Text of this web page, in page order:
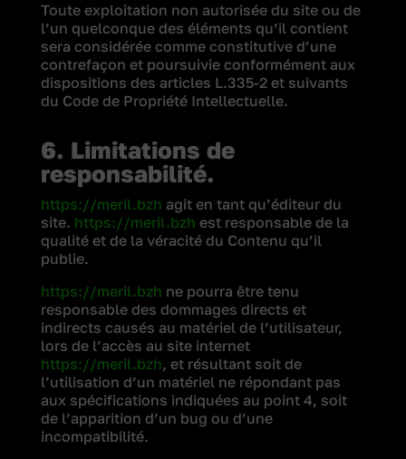
Toute exploitation non autorisée du site ou de
l’un quelconque des éléments qu’il contient
sera considérée comme constitutive d’une
contrefaçon et poursuivie conformément aux
dispositions des articles L.335-2 et suivants
du Code de Propriété Intellectuelle.
6. Limitations de
responsabilité.
https://meril.bzh agit en tant qu’éditeur du
site. https://meril.bzh est responsable de la
qualité et de la véracité du Contenu qu’il
publie.
https://meril.bzh ne pourra être tenu
responsable des dommages directs et
indirects causés au matériel de l’utilisateur,
lors de l’accès au site internet
https://meril.bzh, et résultant soit de
l’utilisation d’un matériel ne répondant pas
aux spécifications indiquées au point 4, soit
de l’apparition d’un bug ou d’une
incompatibilité.